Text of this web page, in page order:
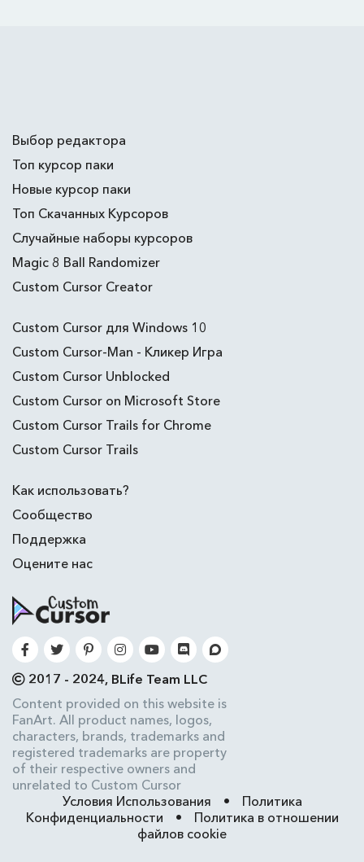
2017 - 2024, BLife Team LLC
Content provided on this website is
FanArt. All product names, logos,
characters, brands, trademarks and
registered trademarks are property
of their respective owners and
unrelated to Custom Cursor
Выбор редактора
Топ курсор паки
Новые курсор паки
Топ Скачанных Курсоров
Случайные наборы курсоров
Magic 8 Ball Randomizer
Custom Cursor Creator
Custom Cursor для Windows 10
Custom Cursor-Man - Кликер Игра
Custom Cursor Unblocked
Custom Cursor on Microsoft Store
Custom Cursor Trails for Chrome
Custom Cursor Trails
Как использовать?
Сообщество
Поддержка
Оцените нас
Условия Использования •
Политика
Конфиденциальности
•
Политика в отношении
файлов cookie